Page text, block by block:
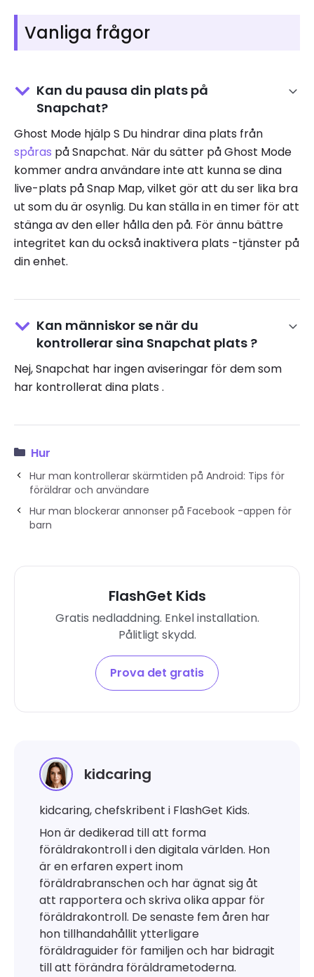
Vanliga frågor
Kan du pausa din plats på
Snapchat?
Ghost Mode hjälp S Du hindrar dina plats från
spåras på Snapchat. När du sätter på Ghost Mode
kommer andra användare inte att kunna se dina
live-plats på Snap Map, vilket gör att du ser lika bra
ut som du är osynlig. Du kan ställa in en timer för att
stänga av den eller hålla den på. För ännu bättre
integritet kan du också inaktivera plats -tjänster på
din enhet.
Kan människor se när du
kontrollerar sina Snapchat plats ?
Nej, Snapchat har ingen aviseringar för dem som
har kontrollerat dina plats .
Hur
Hur man kontrollerar skärmtiden på Android: Tips för
föräldrar och användare
Hur man blockerar annonser på Facebook -appen för
barn
FlashGet Kids
Gratis nedladdning. Enkel installation.
Pålitligt skydd.
Prova det gratis
kidcaring
kidcaring, chefskribent i FlashGet Kids.
Hon är dedikerad till att forma
föräldrakontroll i den digitala världen. Hon
är en erfaren expert inom
föräldrabranschen och har ägnat sig åt
att rapportera och skriva olika appar för
föräldrakontroll. De senaste fem åren har
hon tillhandahållit ytterligare
föräldraguider för familjen och har bidragit
till att förändra föräldrametoderna.